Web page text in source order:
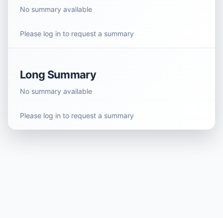
No summary available
Please log in to request a summary
Long Summary
No summary available
Please log in to request a summary